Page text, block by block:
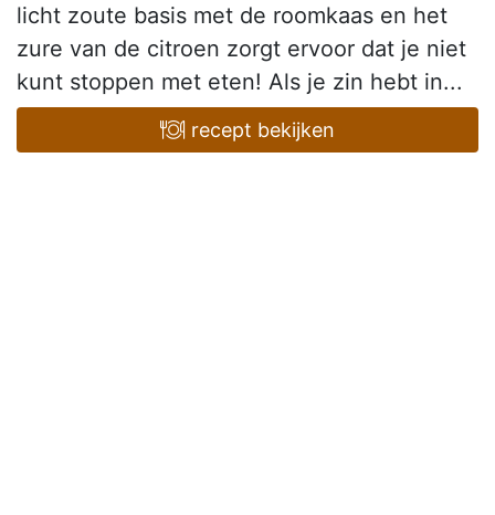
licht zoute basis met de roomkaas en het
zure van de citroen zorgt ervoor dat je niet
kunt stoppen met eten! Als je zin hebt in...
recept bekijken